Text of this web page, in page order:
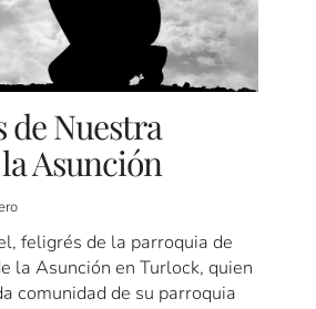
de Nuestra
Asunción
feligrés de la parroquia de
la Asunción en Turlock, quien
comunidad de su parroquia